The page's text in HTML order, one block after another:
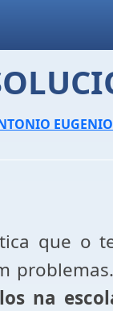
que o
problemas.
na